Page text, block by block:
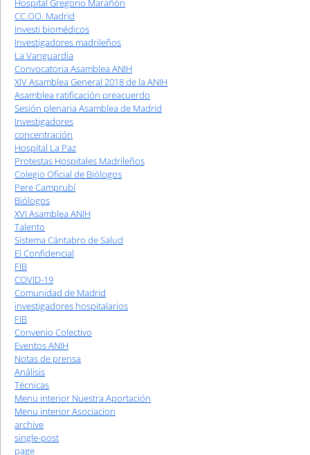
Hospital Gregorio Marañón
CC.OO. Madrid
Investi biomédicos
Investigadores madrileños
La Vanguardia
Convocatoria Asamblea ANIH
XIV Asamblea General 2018 de la ANIH
Asamblea ratificación preacuerdo
Sesión plenaria Asamblea de Madrid
Investigadores
concentración
Hospital La Paz
Protestas Hospitales Madrileños
Colegio Oficial de Biólogos
Pere Camprubí
Biólogos
XVI Asamblea ANIH
Talento
Sistema Cántabro de Salud
El Confidencial
FIB
COVID-19
Comunidad de Madrid
investigadores hospitalarios
FIB
Convenio Colectivo
Eventos ANIH
Notas de prensa
Análisis
Técnicas
Menu interior Nuestra Aportación
Menu interior Asociacion
archive
single-post
page